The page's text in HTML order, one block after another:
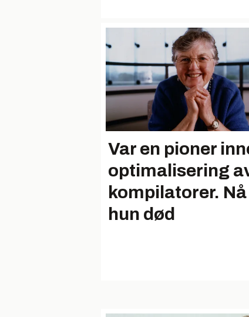
Var en pioner
optimalisering
kompi­latorer.
hun død